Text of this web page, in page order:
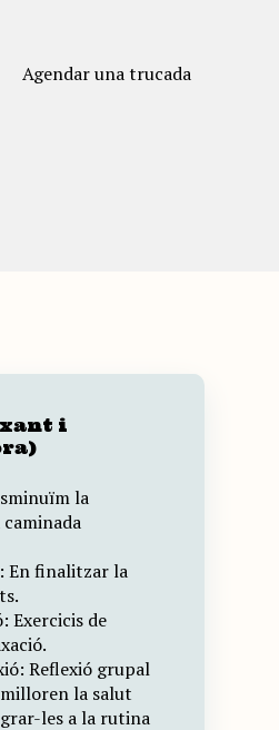
Agendar una trucada
i
la
En finalitzar la
Exercicis de
Reflexió grupal
la salut
les a la rutina